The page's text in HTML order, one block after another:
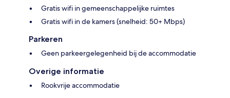
Gratis wifi in gemeenschappelijke ruimtes
Gratis wifi in de kamers (snelheid: 50+ Mbps)
Parkeren
Geen parkeergelegenheid bij de accommodatie
Overige informatie
Rookvrije accommodatie